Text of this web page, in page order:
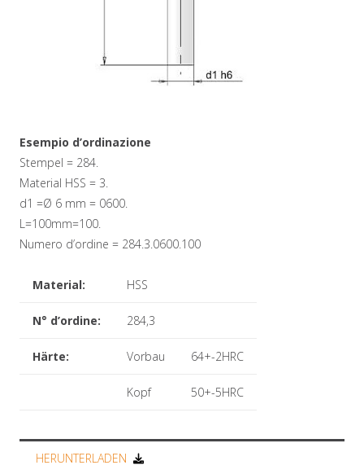
Esempio d’ordinazione
Stempel = 284.
Material HSS = 3.
d1 =Ø 6 mm = 0600.
L=100mm=100.
Numero d’ordine = 284.3.0600.100
Material: HSS
N° d’ordine: 284,3
Härte: Vorbau 64+-2HRC
Kopf 50+-5HRC
HERUNTERLADEN